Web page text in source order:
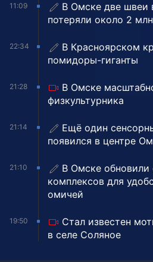
11:09
В Омске две швеи
потеряли около 2
22:34
В Красноярском
помидоры-гиганты
21:28
В Омске
физкультурника
21:14
Ещё один
появился в центре
21:10
В Омске обновили
комплексов для
омичей
19:50
Стал известен
в селе Соляное